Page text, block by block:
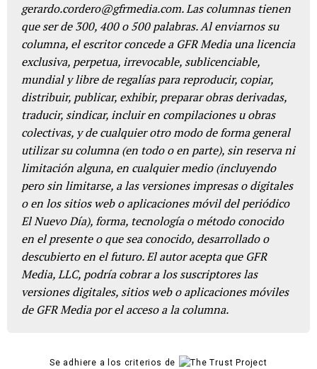
gerardo.cordero@gfrmedia.com. Las columnas tienen
que ser de 300, 400 o 500 palabras. Al enviarnos su
columna, el escritor concede a GFR Media una licencia
exclusiva, perpetua, irrevocable, sublicenciable,
mundial y libre de regalías para reproducir, copiar,
distribuir, publicar, exhibir, preparar obras derivadas,
traducir, sindicar, incluir en compilaciones u obras
colectivas, y de cualquier otro modo de forma general
utilizar su columna (en todo o en parte), sin reserva ni
limitación alguna, en cualquier medio (incluyendo
pero sin limitarse, a las versiones impresas o digitales
o en los sitios web o aplicaciones móvil del periódico
El Nuevo Día), forma, tecnología o método conocido
en el presente o que sea conocido, desarrollado o
descubierto en el futuro. El autor acepta que GFR
Media, LLC, podría cobrar a los suscriptores las
versiones digitales, sitios web o aplicaciones móviles
de GFR Media por el acceso a la columna.
Se adhiere a los criterios de